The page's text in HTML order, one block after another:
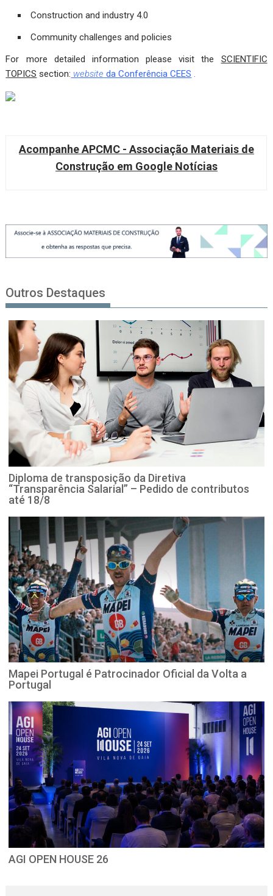
Construction and industry 4.0
Community challenges and policies
For more detailed information please visit the SCIENTIFIC
TOPICS section: website da Conferência CEES .
Acompanhe APCMC - Associação Materiais de
Construção em Google Notícias
Outros Destaques
Diploma de transposição da Diretiva
“Transparência Salarial” – Pedido de contributos
até 18/8
Mapei Portugal é Patrocinador Oficial da Volta a
Portugal
AGI OPEN HOUSE 26